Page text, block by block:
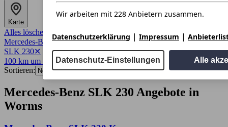
Karte
Alles löschen
Mercedes-Benz✕
SLK 230✕
100 km um 67547✕
Sortieren:
Mercedes-Benz SLK 230 Angebote in
Worms
Wir arbeiten mit 228 Anbietern zusammen.
Datenschutzerklärung | Impressum |
Datenschutz-Einstellungen Alle